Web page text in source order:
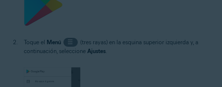
Toque el Menú ☰
(tres rayas) en la esquina superior izquierda y, a
continuación, seleccione Ajustes.